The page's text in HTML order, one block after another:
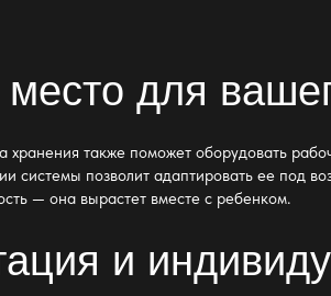
для
хранения также поможет оборудовать
системы позволит адаптировать ее под
— она вырастет вместе с ребенком.
и